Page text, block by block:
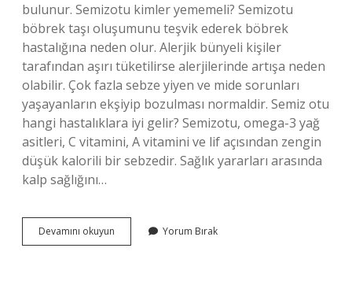
bulunur. Semizotu kimler yememeli? Semizotu
böbrek taşı oluşumunu teşvik ederek böbrek
hastalığına neden olur. Alerjik bünyeli kişiler
tarafından aşırı tüketilirse alerjilerinde artışa neden
olabilir. Çok fazla sebze yiyen ve mide sorunları
yaşayanların ekşiyip bozulması normaldir. Semiz otu
hangi hastalıklara iyi gelir? Semizotu, omega-3 yağ
asitleri, C vitamini, A vitamini ve lif açısından zengin
düşük kalorili bir sebzedir. Sağlık yararları arasında
kalp sağlığını…
Devamını okuyun
Hastaları
Yorum Bırak